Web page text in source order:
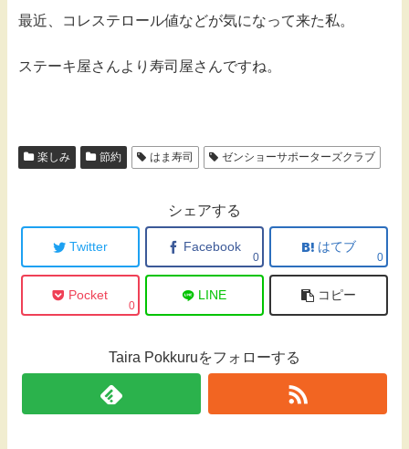
最近、コレステロール値などが気になって来た私。
ステーキ屋さんより寿司屋さんですね。
楽しみ 節約 はま寿司 ゼンショーサポーターズクラブ
シェアする
Twitter Facebook
0
はてブ
0
Pocket
0
LINE コピー
Taira Pokkuruをフォローする